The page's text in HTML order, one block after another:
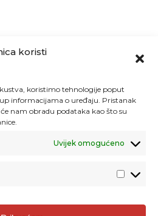
koristi
koristimo tehnologije poput
informacijama o uređaju. Pristanak
nam obradu podataka kao što su
Uvijek omogućeno